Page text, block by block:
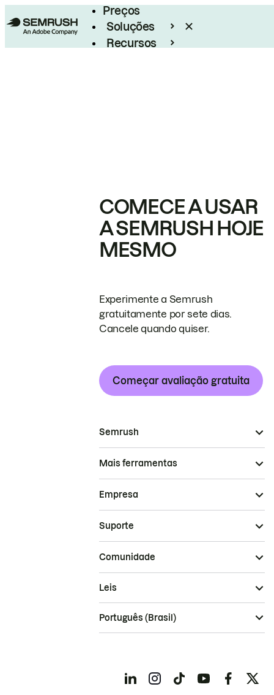
Preços
Soluções
Recursos
COMECE A USAR
A SEMRUSH HOJE
MESMO
Experimente a Semrush
gratuitamente por sete dias.
Cancele quando quiser.
Começar avaliação gratuita
Semrush
Mais ferramentas
Empresa
Suporte
Comunidade
Leis
Português (Brasil)